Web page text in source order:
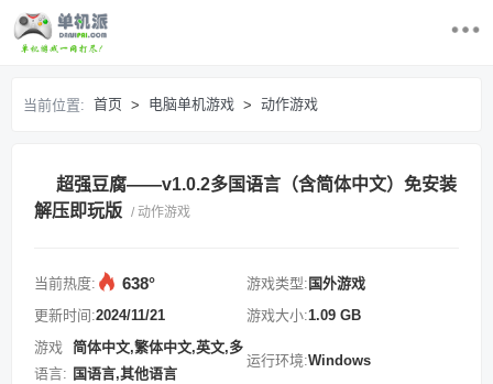
首页
电脑单机游戏
求游戏
登录/注册
当前位置: 首页 > 电脑单机游戏 > 动作游戏
超强豆腐——v1.0.2多国语言（含简体中文）免安装
解压即玩版 / 动作游戏
当前热度: 638° 游戏类型: 国外游戏
更新时间:2024/11/21 游戏大小:1.09 GB
游戏
语言:
简体中文,繁体中文,英文,多
国语言,其他语言
运行环境:Windows